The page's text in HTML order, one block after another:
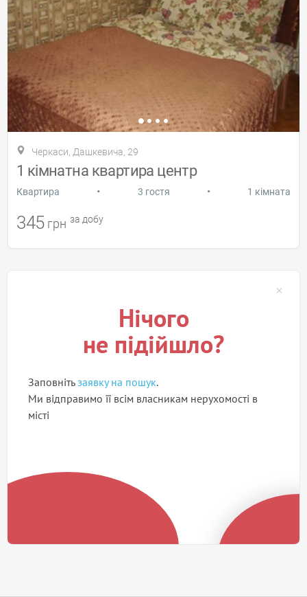
Черкаси, Дашкевича, 29
1 кімнатна квартира центр
Квартира • 3 гостя • 1 кімната
345 грн за добу
Нічого
не підійшло?
Заповнітьзаявку на пошук.
Ми відправимо її всім власникам нерухомості в
місті